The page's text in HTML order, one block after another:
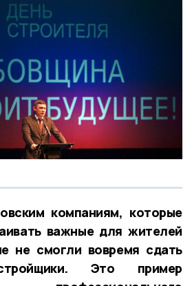
компаниям, которые
важные для жителей
не смогли вовремя сдать
Это пример